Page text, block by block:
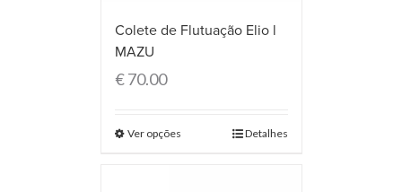
Colete de Flutuação Elio l
MAZU
€70.00
Ver opções Detalhes